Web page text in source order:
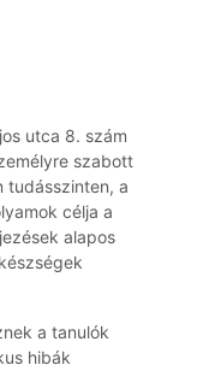
utca 8. szám
szabott
tudásszinten, a
célja a
alapos
a tanulók
hibák